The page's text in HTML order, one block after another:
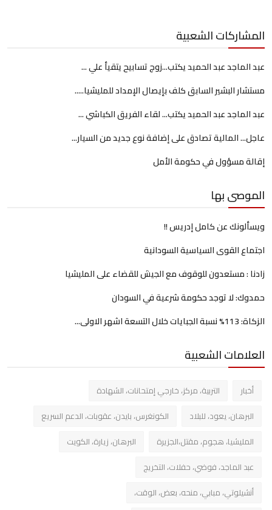
المشاركات الشعبية
عبد الماجد عبد الحميد يكتب...زوج تسابيح يتقيأ علي ...
مستشار البشير السابق كلف بإيصال الإمداد للمليشيا.....
عبد الماجد عبد الحميد يكتب... لقاء الفريق الكباشي ...
عاجل... المالية تصادق على إضافة نوع جديد من السيار...
إقالة مسؤول في حكومة الأمل
الموصى بها
ويسألونك عن كامل إدريس !!
اجتماع القوى السياسية السودانية
زادنا : مستعدون للوقوف مع الجيش للقضاء على المليشيا
حمدوك: لا توجد حكومة شرعية في السودان
الزكاة: 113% نسبة الجبايات خلال التسعة اشهر الاولى...
العلامات الشعبية
أخبار
التربية، مركز، خارجي إمتحانات، الشهادة
البرهان، يعود، للبلاد
الكونغرس، بايدن، عقوبات، الدعم السريع
المليشيا، هجوم، مقتل،الجزيرة
البرهان، زيارة، الكويت
عبد الماجد، فوضي، حفلات، التخريج
أنشيلوتي، مبابي، منحه، بعض، الوقت،